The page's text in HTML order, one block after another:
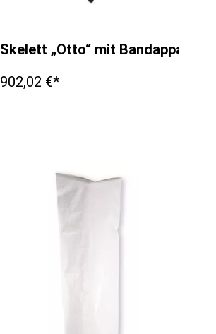
Skelett „Otto“ mit Bandapparat
902,02 €*